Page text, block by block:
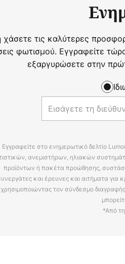
τις καλύτερες
φωτισμού. Εγγραφείτε
εξαργυρώσετε στην
Εγγραφείτε στο ενημερωτικό δελτίο
ανεμιστήρων, ηλιακών
προϊόντων ή πακέτα προώθησης,
και έρευνες και αιτήματα για
χρησιμοποιώντας τον σύνδεσμο
*Από